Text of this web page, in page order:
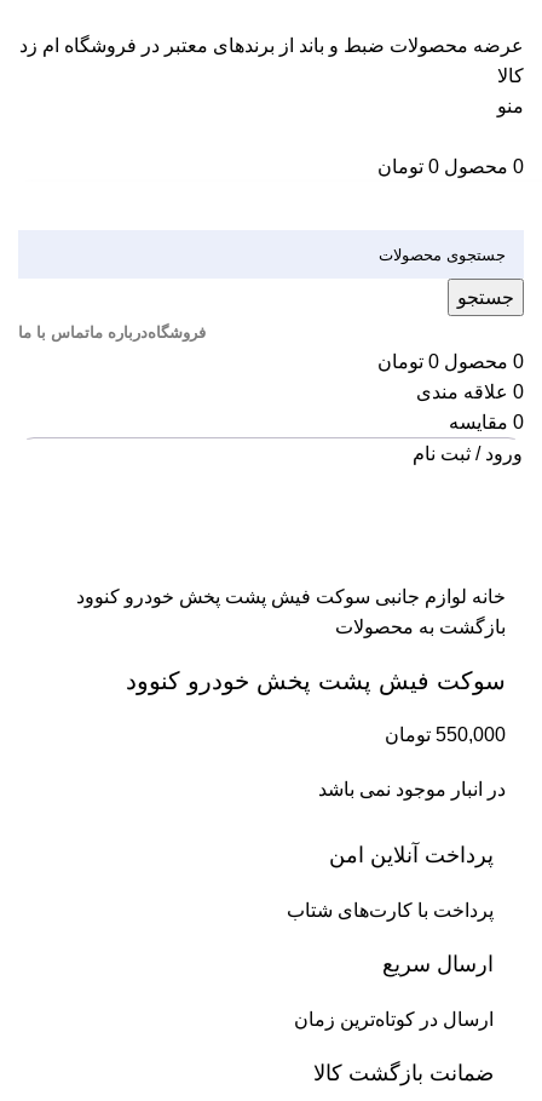
عرضه محصولات ضبط و باند از برندهای معتبر در فروشگاه ام زد
کالا
منو
0 محصول 0 تومان
جستجو
فروشگاهدرباره ماتماس با ما
0 محصول 0 تومان
0 علاقه مندی
0 مقایسه
ورود / ثبت نام
خانه لوازم جانبی سوکت فیش پشت پخش خودرو کنوود
بازگشت به محصولات
سوکت فیش پشت پخش خودرو کنوود
550,000 تومان
در انبار موجود نمی باشد
پرداخت آنلاین امن
پرداخت با کارت‌های شتاب
ارسال سریع
ارسال در کوتاه‌ترین زمان
ضمانت بازگشت کالا